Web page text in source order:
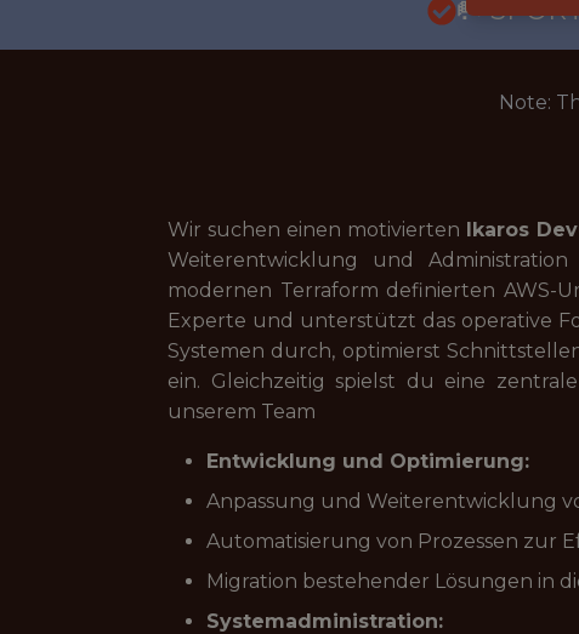
🥅
Note:
Wir suchen einen motivierten Ikaros
Weiterentwicklung und Administration
modernen Terraform definierten AWS-
Experte und unterstützt das operative
Systemen durch, optimierst
ein. Gleichzeitig spielst du eine
unserem Team
Entwicklung und Optimierung:
Anpassung und Weiterentwicklung
Automatisierung von Prozessen zur
Migration bestehender Lösungen in
Systemadministration: